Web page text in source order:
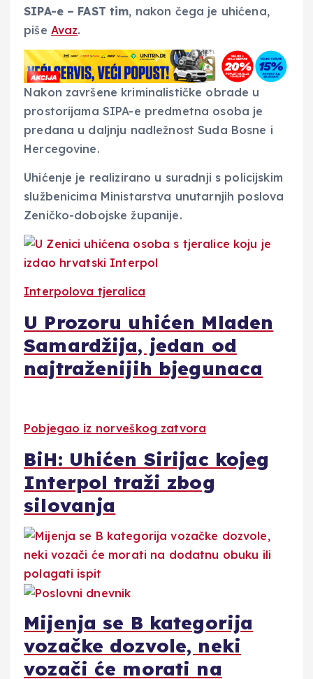
SIPA-e – FAST tim, nakon čega je uhićena,
piše Avaz.
Nakon završene kriminalističke obrade u
prostorijama SIPA-e predmetna osoba je
predana u daljnju nadležnost Suda Bosne i
Hercegovine.
Uhićenje je realizirano u suradnji s policijskim
službenicima Ministarstva unutarnjih poslova
Zeničko-dobojske županije.
Interpolova tjeralica
U Prozoru uhićen Mladen
Samardžija, jedan od
najtraženijih bjegunaca
Pobjegao iz norveškog zatvora
BiH: Uhićen Sirijac kojeg
Interpol traži zbog
silovanja
Mijenja se B kategorija
vozačke dozvole, neki
vozači će morati na